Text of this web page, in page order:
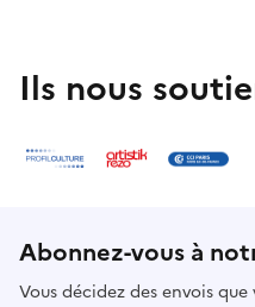
Ils nous
Abonnez-vous à
Vous décidez des envois